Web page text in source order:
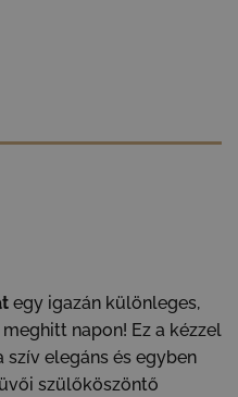
egy igazán különleges,
napon! Ez a kézzel
szív elegáns és egyben
szülőköszöntő